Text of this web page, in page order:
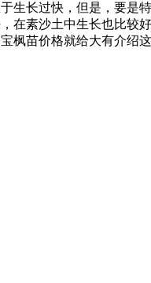
生长过快，但是，要是
素沙土中生长也比较
枫苗价格就给大有介绍